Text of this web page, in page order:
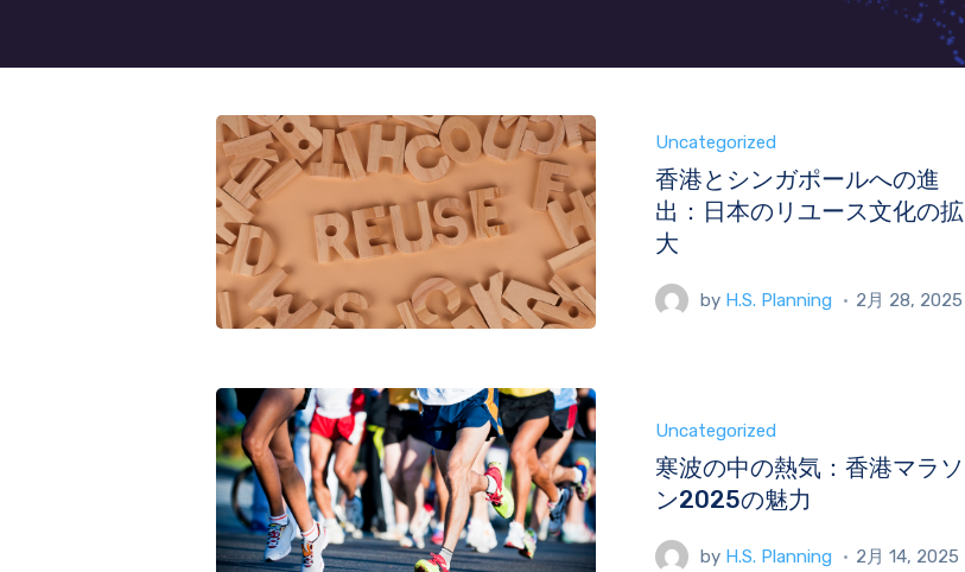
Uncategorized
香港とシンガポールへの進
出：日本のリユース文化の拡
大
by H.S. Planning 2月 28, 2025
Uncategorized
寒波の中の熱気：香港マラソ
ン2025の魅力
by H.S. Planning 2月 14, 2025